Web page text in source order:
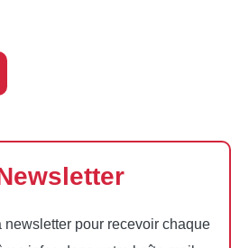
newsletter pour recevoir chaque